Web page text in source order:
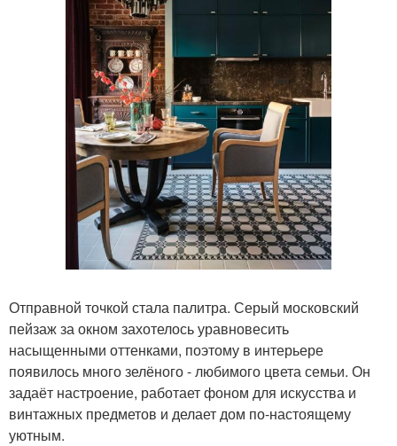
Отправной точкой стала палитра. Серый московский
пейзаж за окном захотелось уравновесить
насыщенными оттенками, поэтому в интерьере
появилось много зелёного - любимого цвета семьи. Он
задаёт настроение, работает фоном для искусства и
винтажных предметов и делает дом по-настоящему
уютным.